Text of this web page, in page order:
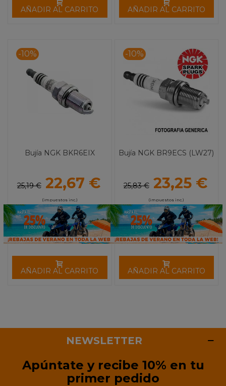
AÑADIR AL CARRITO AÑADIR AL CARRITO
-10%
Bujía NGK BKR6EIX
25,19 € 22,67 €
(impuestos inc.)
AÑADIR AL CARRITO
-10%
Bujía NGK BR9ECS (LW27)
25,83 € 23,25 €
(impuestos inc.)
AÑADIR AL CARRITO
NEWSLETTER
Apúntate y recibe 10% en tu
primer pedido